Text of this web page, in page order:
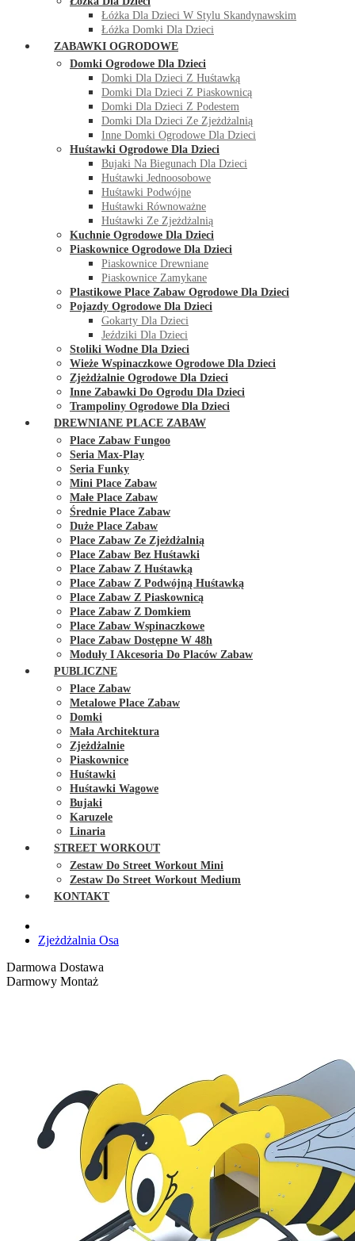
Łóżka Dla Dzieci W Stylu Skandynawskim
Łóżka Domki Dla Dzieci
ZABAWKI OGRODOWE
Domki Ogrodowe Dla Dzieci
Domki Dla Dzieci Z Huśtawką
Domki Dla Dzieci Z Piaskownicą
Domki Dla Dzieci Z Podestem
Domki Dla Dzieci Ze Zjeżdżalnią
Inne Domki Ogrodowe Dla Dzieci
Huśtawki Ogrodowe Dla Dzieci
Bujaki Na Biegunach Dla Dzieci
Huśtawki Jednoosobowe
Huśtawki Podwójne
Huśtawki Równoważne
Huśtawki Ze Zjeżdżalnią
Kuchnie Ogrodowe Dla Dzieci
Piaskownice Ogrodowe Dla Dzieci
Piaskownice Drewniane
Piaskownice Zamykane
Plastikowe Place Zabaw Ogrodowe Dla Dzieci
Pojazdy Ogrodowe Dla Dzieci
Gokarty Dla Dzieci
Jeździki Dla Dzieci
Stoliki Wodne Dla Dzieci
Wieże Wspinaczkowe Ogrodowe Dla Dzieci
Zjeżdżalnie Ogrodowe Dla Dzieci
Inne Zabawki Do Ogrodu Dla Dzieci
Trampoliny Ogrodowe Dla Dzieci
DREWNIANE PLACE ZABAW
Place Zabaw Fungoo
Seria Max-Play
Seria Funky
Mini Place Zabaw
Małe Place Zabaw
Średnie Place Zabaw
Duże Place Zabaw
Place Zabaw Ze Zjeżdżalnią
Place Zabaw Bez Huśtawki
Place Zabaw Z Huśtawką
Place Zabaw Z Podwójną Huśtawką
Place Zabaw Z Piaskownicą
Place Zabaw Z Domkiem
Place Zabaw Wspinaczkowe
Place Zabaw Dostępne W 48h
Moduły I Akcesoria Do Placów Zabaw
PUBLICZNE
Place Zabaw
Metalowe Place Zabaw
Domki
Mała Architektura
Zjeżdżalnie
Piaskownice
Huśtawki
Huśtawki Wagowe
Bujaki
Karuzele
Linaria
STREET WORKOUT
Zestaw Do Street Workout Mini
Zestaw Do Street Workout Medium
KONTAKT
Zjeżdżalnia Osa
Darmowa Dostawa
Darmowy Montaż